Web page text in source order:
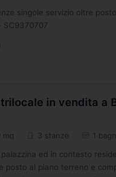
singole servizio oltre
SC9370707
in vendita a
mq 3 stanze 1
ed in contesto
posto al piano terreno e